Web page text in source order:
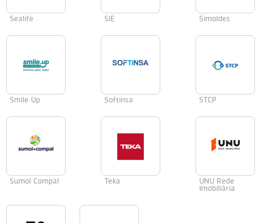
Sealife SIE Simoldes
Smile Up Softinsa STCP
Sumol Compal Teka
UNU Rede
Imobiliária